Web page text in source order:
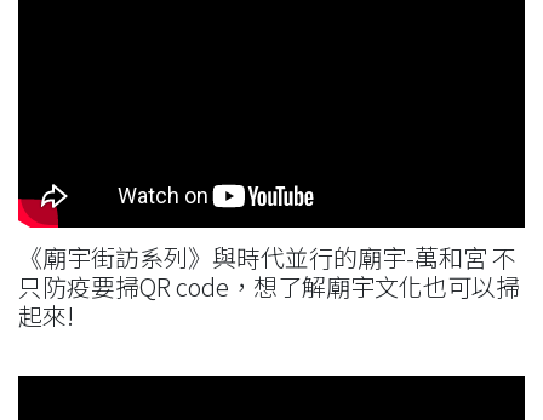
《廟宇街訪系列》與時代並行的廟宇-萬和宮 不
只防疫要掃QR code，想了解廟宇文化也可以掃
起來!